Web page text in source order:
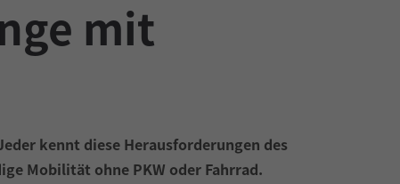
mit
kennt diese Herausforderungen des
Mobilität ohne PKW oder Fahrrad.